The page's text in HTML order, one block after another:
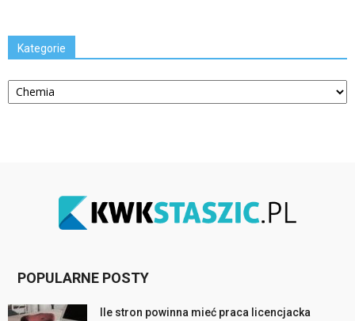
Kategorie
Kategorie
POPULARNE POSTY
Ile stron powinna mieć praca licencjacka